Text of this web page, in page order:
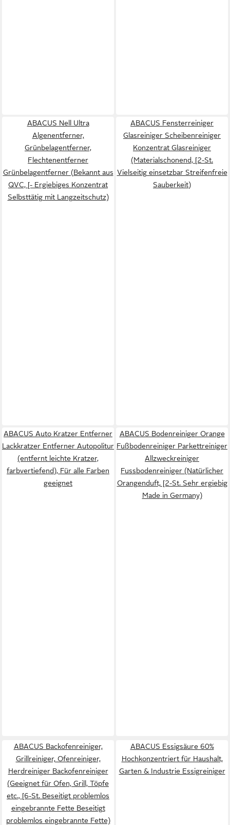
ABACUS Nell Ultra
Algenentferner,
Grünbelagentferner,
Flechtenentferner
Grünbelagentferner (Bekannt aus
QVC, [- Ergiebiges Konzentrat
Selbsttätig mit Langzeitschutz)
ABACUS Fensterreiniger
Glasreiniger Scheibenreiniger
Konzentrat Glasreiniger
(Materialschonend, [2-St.
Vielseitig einsetzbar Streifenfreie
Sauberkeit)
ABACUS Auto Kratzer Entferner
Lackkratzer Entferner Autopolitur
(entfernt leichte Kratzer,
farbvertiefend), Für alle Farben
geeignet
ABACUS Bodenreiniger Orange
Fußbodenreiniger Parkettreiniger
Allzweckreiniger
Fussbodenreiniger (Natürlicher
Orangenduft, [2-St. Sehr ergiebig
Made in Germany)
ABACUS Backofenreiniger,
Grillreiniger, Ofenreiniger,
Herdreiniger Backofenreiniger
(Geeignet für Ofen, Grill, Töpfe
etc., [6-St. Beseitigt problemlos
eingebrannte Fette Beseitigt
problemlos eingebrannte Fette)
ABACUS Essigsäure 60%
Hochkonzentriert für Haushalt,
Garten & Industrie Essigreiniger